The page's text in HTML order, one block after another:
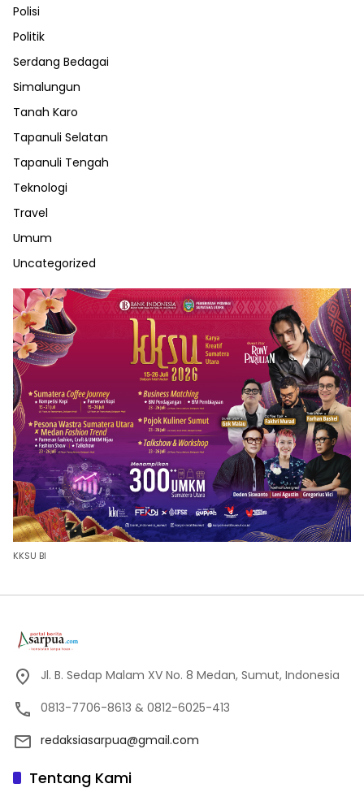
Polisi
Politik
Serdang Bedagai
Simalungun
Tanah Karo
Tapanuli Selatan
Tapanuli Tengah
Teknologi
Travel
Umum
Uncategorized
KKSU BI
Jl. B. Sedap Malam XV No. 8 Medan, Sumut, Indonesia
0813-7706-8613 & 0812-6025-413
redaksiasarpua@gmail.com
Tentang Kami